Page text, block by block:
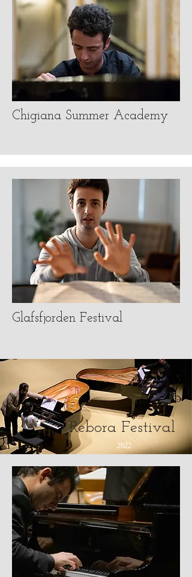
Chigiana Summer Academy
Glafsfjorden Festival
Rebora Festival
2022